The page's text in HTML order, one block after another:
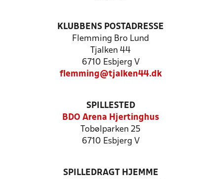
KLUBBENS POSTADRESSE
Flemming Bro Lund
Tjalken 44
6710 Esbjerg V
flemming@tjalken44.dk
SPILLESTED
BDO Arena Hjertinghus
Tobølparken 25
6710 Esbjerg V
SPILLEDRAGT HJEMME